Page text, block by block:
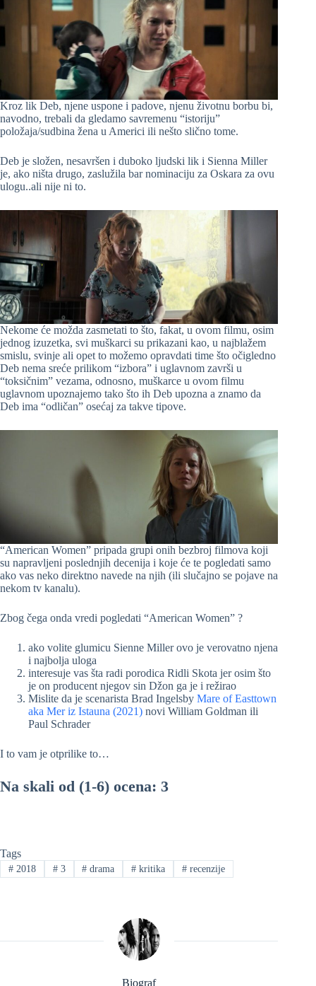
Kroz lik Deb, njene uspone i padove, njenu životnu borbu bi,
navodno, trebali da gledamo savremenu “istoriju”
položaja/sudbina žena u Americi ili nešto slično tome.
Deb je složen, nesavršen i duboko ljudski lik i Sienna Miller
je, ako ništa drugo, zaslužila bar nominaciju za Oskara za ovu
ulogu..ali nije ni to.
Nekome će možda zasmetati to što, fakat, u ovom filmu, osim
jednog izuzetka, svi muškarci su prikazani kao, u najblažem
smislu, svinje ali opet to možemo opravdati time što očigledno
Deb nema sreće prilikom “izbora” i uglavnom završi u
“toksičnim” vezama, odnosno, muškarce u ovom filmu
uglavnom upoznajemo tako što ih Deb upozna a znamo da
Deb ima “odličan” osećaj za takve tipove.
“American Women” pripada grupi onih bezbroj filmova koji
su napravljeni poslednjih decenija i koje će te pogledati samo
ako vas neko direktno navede na njih (ili slučajno se pojave na
nekom tv kanalu).
Zbog čega onda vredi pogledati “American Women” ?
ako volite glumicu Sienne Miller ovo je verovatno njena
i najbolja uloga
interesuje vas šta radi porodica Ridli Skota jer osim što
je on producent njegov sin Džon ga je i režirao
Mislite da je scenarista Brad Ingelsby Mare of Easttown
aka Mer iz Istauna (2021) novi William Goldman ili
Paul Schrader
I to vam je otprilike to…
Na skali od (1-6) ocena: 3
Tags
#2018 #3 # drama # kritika # recenzije
Biograf